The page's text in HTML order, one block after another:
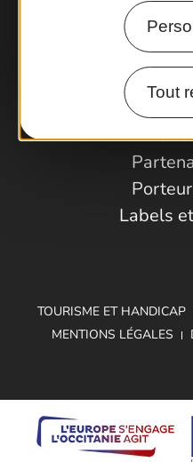
Tout
Labels
TOURISME ET HANDICAP
MENTIONS LÉGALES